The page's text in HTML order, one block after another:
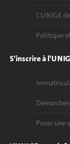
L'UNIGE
Politique
S'inscrire à
Poser une